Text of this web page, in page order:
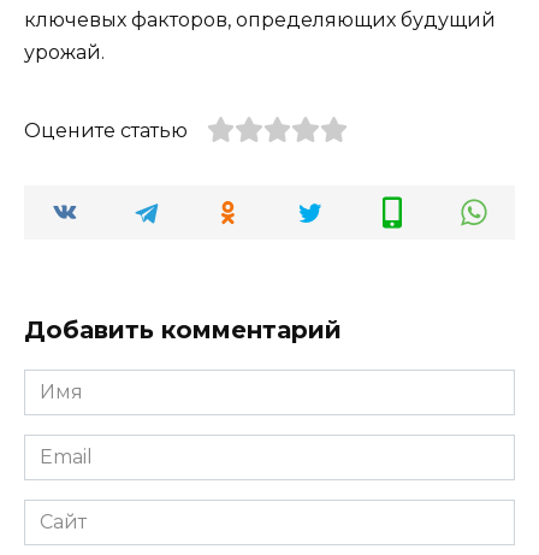
ключевых факторов, определяющих будущий
урожай.
Оцените статью
Добавить комментарий
Имя
*
Email
*
Сайт